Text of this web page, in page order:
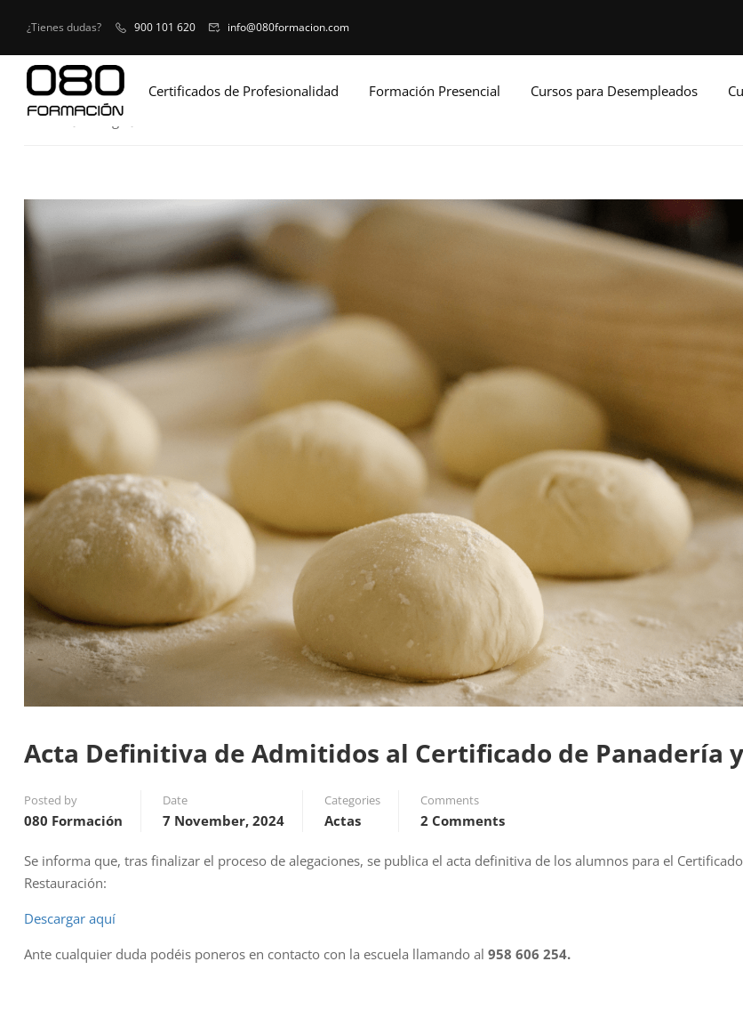
¿Tienes dudas? 900 101 620 info@080formacion.com
Certificados de Profesionalidad Formación Presencial Cursos para Desempleados
Home Blog
Acta Definitiva de Admitidos al Certificado de Panadería
Posted by
080 Formación
Date
7 November, 2024
Categories
Actas
Comments
2 Comments
Se informa que, tras finalizar el proceso de alegaciones, se publica el acta definitiva de los alumnos para el
Restauración:
Descargar aquí
Ante cualquier duda podéis poneros en contacto con la escuela llamando al 958 606 254.